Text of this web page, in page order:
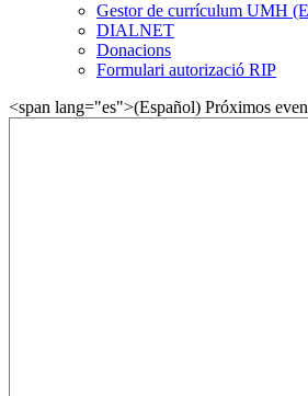
Gestor de currículum UMH
DIALNET
Donacions
Formulari autorizació RIP
<span lang="es">(Español) Próximos